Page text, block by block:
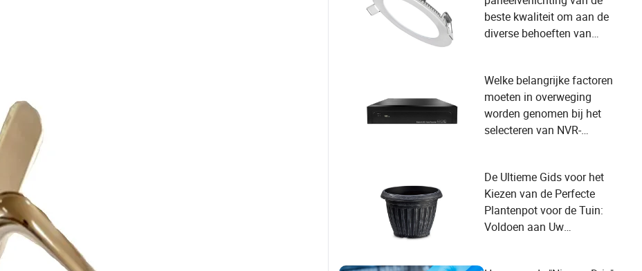
beste kwaliteit om aan de
diverse behoeften van
Welke belangrijke factoren
moeten in overweging
worden genomen bij het
selecteren van NVR-
voldoen?
De Ultieme Gids voor het
Kiezen van de Perfecte
Plantenpot voor de Tuin:
Voldoen aan Uw